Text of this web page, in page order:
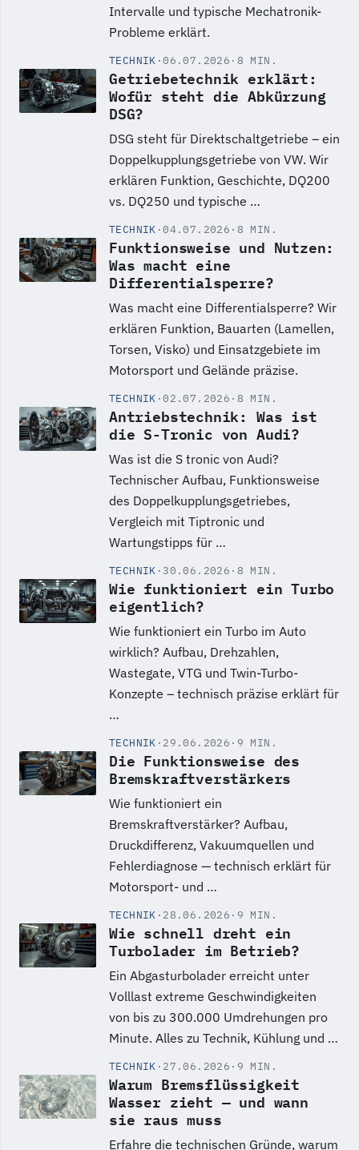
Intervalle und typische Mechatronik-
Probleme erklärt.
TECHNIK ·06.07.2026 · 8 MIN.
Getriebetechnik erklärt:
Wofür steht die Abkürzung
DSG?
DSG steht für Direktschaltgetriebe – ein
Doppelkupplungsgetriebe von VW. Wir
erklären Funktion, Geschichte, DQ200
vs. DQ250 und typische …
TECHNIK ·04.07.2026 · 8 MIN.
Funktionsweise und Nutzen:
Was macht eine
Differentialsperre?
Was macht eine Differentialsperre? Wir
erklären Funktion, Bauarten (Lamellen,
Torsen, Visko) und Einsatzgebiete im
Motorsport und Gelände präzise.
TECHNIK ·02.07.2026 · 8 MIN.
Antriebstechnik: Was ist
die S-Tronic von Audi?
Was ist die S tronic von Audi?
Technischer Aufbau, Funktionsweise
des Doppelkupplungsgetriebes,
Vergleich mit Tiptronic und
Wartungstipps für …
TECHNIK · 30.06.2026 · 8 MIN.
Wie funktioniert ein Turbo
eigentlich?
Wie funktioniert ein Turbo im Auto
wirklich? Aufbau, Drehzahlen,
Wastegate, VTG und Twin-Turbo-
Konzepte – technisch präzise erklärt für
…
TECHNIK · 29.06.2026 · 9 MIN.
Die Funktionsweise des
Bremskraftverstärkers
Wie funktioniert ein
Bremskraftverstärker? Aufbau,
Druckdifferenz, Vakuumquellen und
Fehlerdiagnose — technisch erklärt für
Motorsport- und …
TECHNIK · 28.06.2026 · 9 MIN.
Wie schnell dreht ein
Turbolader im Betrieb?
Ein Abgasturbolader erreicht unter
Volllast extreme Geschwindigkeiten
von bis zu 300.000 Umdrehungen pro
Minute. Alles zu Technik, Kühlung und …
TECHNIK · 27.06.2026 · 9 MIN.
Warum Bremsflüssigkeit
Wasser zieht — und wann
sie raus muss
Erfahre die technischen Gründe, warum